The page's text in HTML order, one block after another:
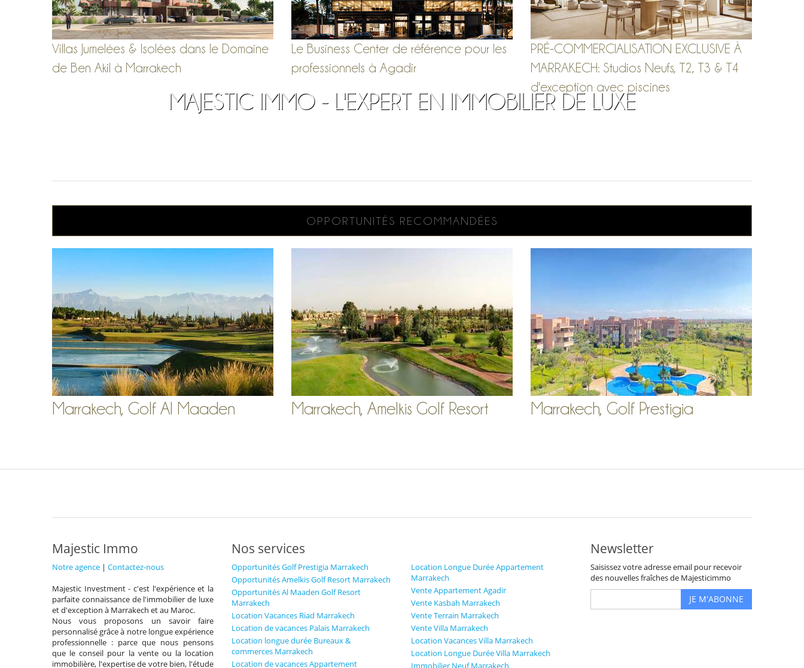
Villas Jumelées & Isolées dans le Domaine
de Ben Akil à Marrakech
Le Business Center de référence pour les
professionnels à Agadir
PRÉ-COMMERCIALISATION EXCLUSIVE À
MARRAKECH: Studios Neufs, T2, T3 & T4
d'exception avec piscines
MAJESTIC IMMO - L'EXPERT EN IMMOBILIER DE LUXE
OPPORTUNITÉS RECOMMANDÉES
Marrakech, Golf Al Maaden Marrakech, Amelkis Golf Resort Marrakech, Golf Prestigia
Majestic Immo
Notre agence | Contactez-nous
Majestic Investment - c'est l'expérience et la
parfaite connaissance de l'immobilier de luxe
et d'exception à Marrakech et au Maroc.
Nous vous proposons un savoir faire
personnalisé grâce à notre longue expérience
professionnelle : parce que nous pensons
que le conseil pour la vente ou la location
immobilière, l'expertise de votre bien, l'étude
Nos services
Opportunités Golf Prestigia Marrakech
Opportunités Amelkis Golf Resort Marrakech
Opportunités Al Maaden Golf Resort
Marrakech
Location Vacances Riad Marrakech
Location de vacances Palais Marrakech
Location longue durée Bureaux &
commerces Marrakech
Location de vacances Appartement
Location Longue Durée Appartement
Marrakech
Vente Appartement Agadir
Vente Kasbah Marrakech
Vente Terrain Marrakech
Vente Villa Marrakech
Location Vacances Villa Marrakech
Location Longue Durée Villa Marrakech
Immobilier Neuf Marrakech
Newsletter
Saisissez votre adresse email pour recevoir
des nouvelles fraîches de Majesticimmo
JE M'ABONNE